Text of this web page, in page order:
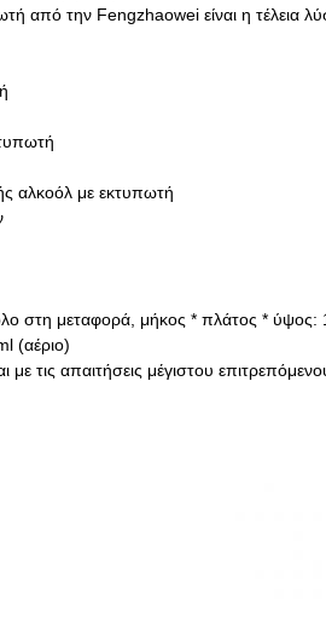
από την Fengzhaowei είναι η τέλεια
αλκοόλ με εκτυπωτή
στη μεταφορά, μήκος * πλάτος *
(αέριο)
τις απαιτήσεις μέγιστου